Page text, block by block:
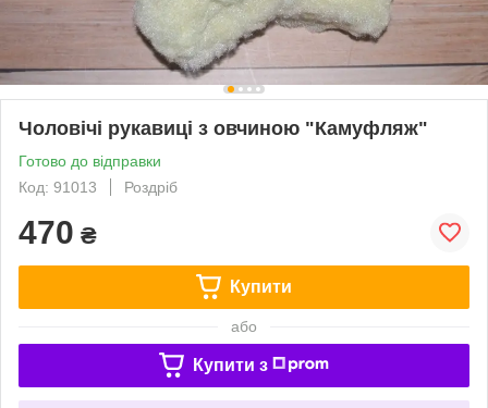
Чоловічі рукавиці з овчиною "Камуфляж"
Готово до відправки
Код: 91013
Роздріб
470 ₴
Купити
або
Купити з